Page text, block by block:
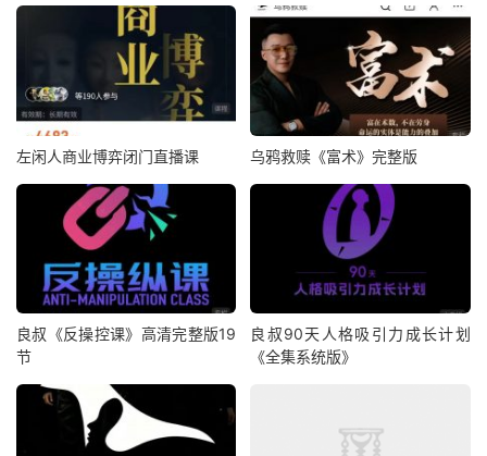
左闲人商业博弈闭门直播课 乌鸦救赎《富术》完整版
良叔《反操控课》高清完整版19
节
良叔90天人格吸引力成长计划
《全集系统版》